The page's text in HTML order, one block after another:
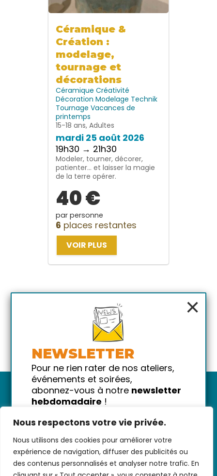
Nous respectons votre vie privée.
Nous utilisons des cookies pour améliorer votre
expérience de navigation, diffuser des publicités ou
des contenus personnalisés et analyser notre trafic. En
Céramique &
Création :
modelage,
tournage et
décorations
Céramique Créativité
Décoration Modelage Technik
Tournage Vacances de
printemps
15-18 ans, Adultes
mardi 25 août 2026
19h30 → 21h30
Modeler, tourner, décorer,
patienter… et laisser la magie
de la terre opérer.
40 €
par personne
6 places restantes
VOIR PLUS
Nous contacter-CGV/CGU-Données
personnelles-Infos pratiques- FAQ
×
NEWSLETTER
Pour ne rien rater de nos ateliers,
événements et soirées,
abonnez-vous à notre newsletter
hebdomadaire !
!
Votre email